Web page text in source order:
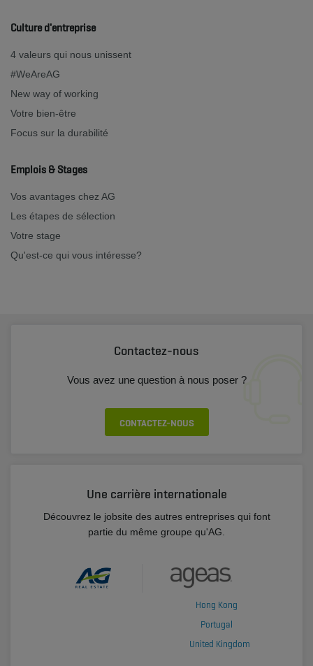
Culture d'entreprise
4 valeurs qui nous unissent
#WeAreAG
New way of working
Votre bien-être
Focus sur la durabilité
Emplois & Stages
Vos avantages chez AG
Les étapes de sélection
Votre stage
Qu'est-ce qui vous intéresse?
Contactez-nous
Vous avez une question à nous poser ?
CONTACTEZ-NOUS
Une carrière internationale
Découvrez le jobsite des autres entreprises qui font
partie du même groupe qu'AG.
Hong Kong
Portugal
United Kingdom